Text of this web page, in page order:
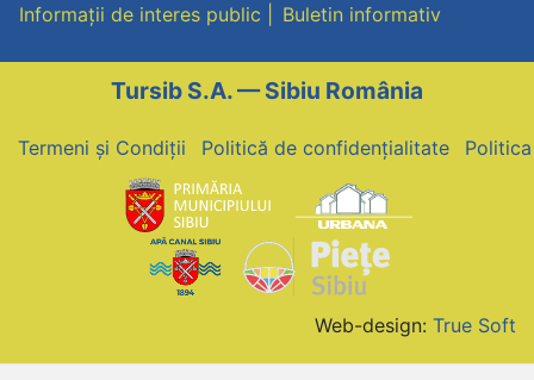
Informații de interes public
Buletin informativ
Tursib S.A. — Sibiu România
Termeni și Condiții Politică de confidențialitate
Web-design: True Soft